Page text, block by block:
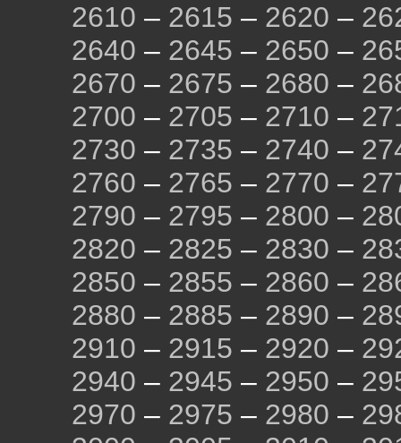
2610 – 2615 – 2620 –
2640 – 2645 – 2650 –
2670 – 2675 – 2680 –
2700 – 2705 – 2710 –
2730 – 2735 – 2740 –
2760 – 2765 – 2770 –
2790 – 2795 – 2800 –
2820 – 2825 – 2830 –
2850 – 2855 – 2860 –
2880 – 2885 – 2890 –
2910 – 2915 – 2920 –
2940 – 2945 – 2950 –
2970 – 2975 – 2980 –